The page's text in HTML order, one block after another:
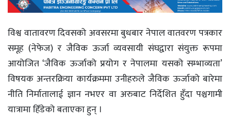
विश्व वातावरण दिवसको अवसरमा बुधबार नेपाल वातवरण पत्रकार
समूह (नेफेज) र जैविक ऊर्जा व्यवसायी संघद्वारा संयुक्त रूपमा
आयोजित ‘जैविक ऊर्जाको प्रयोग र नेपालमा यसको सम्भाव्यता’
विषयक अन्तरक्रिया कार्यक्रममा उनीहरुले जैविक ऊर्जाको बारेमा
नीति निर्मातालाई ज्ञान नभएर वा अरुबाट निर्देशित हुँदा पश्चगामी
यात्रामा हिँडेको बताएका हुन् ।